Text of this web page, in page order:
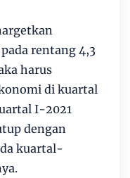
rentang 4,3
harus
di kuartal
I-2021
dengan
kuartal-